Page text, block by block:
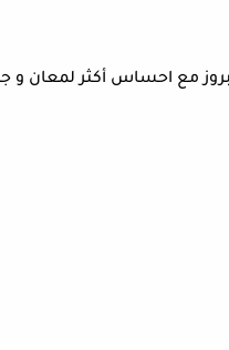
مع احساس أكثر لمعان و